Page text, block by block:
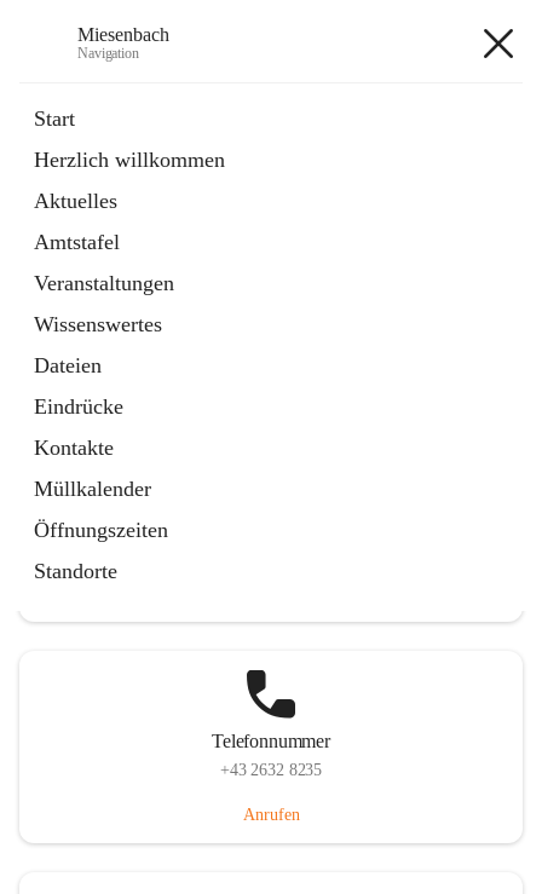
Miesenbach
Navigation
Start
Herzlich willkommen
Aktuelles
Amtstafel
Veranstaltungen
Wissenswertes
Dateien
Eindrücke
Kontakte
Müllkalender
Öffnungszeiten
Standorte
Externe Webseite
in
Tab
Region Schneebergland
Externe Webseite
öffnet
in
neuem
Tab
Telefonnummer
+43 2632 8235
Anrufen